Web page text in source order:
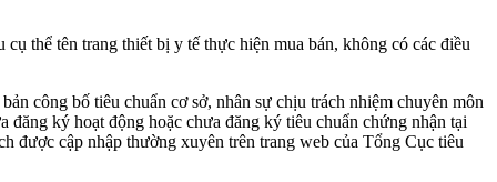
thể tên trang thiết bị y tế thực hiện mua bán, không có các điều
công bố tiêu chuẩn cơ sở, nhân sự chịu trách nhiệm chuyên môn
ký hoạt động hoặc chưa đăng ký tiêu chuẩn chứng nhận tại
được cập nhập thường xuyên trên trang web của Tổng Cục tiêu